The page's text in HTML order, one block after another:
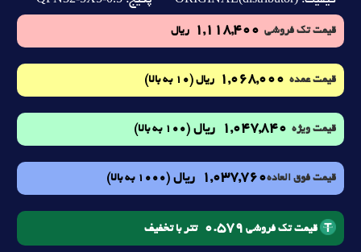
قیمت تک فروشی 1,118,400 ریال
قیمت عمده 1,068,000 ریال (10 به بالا)
قیمت ویژه 1,047,840 ریال (100 به بالا)
قیمت فوق العاده1,037,760 ریال (1000 به بالا)
قیمت تک فروشی 0.579 تتر با تخفیف